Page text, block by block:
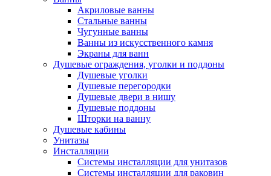
Акриловые ванны
Стальные ванны
Чугунные ванны
Ванны из искусственного камня
Экраны для ванн
Душевые ограждения, уголки и поддоны
Душевые уголки
Душевые перегородки
Душевые двери в нишу
Душевые поддоны
Шторки на ванну
Душевые кабины
Унитазы
Инсталляции
Системы инсталляции для унитазов
Системы инсталляции для раковин